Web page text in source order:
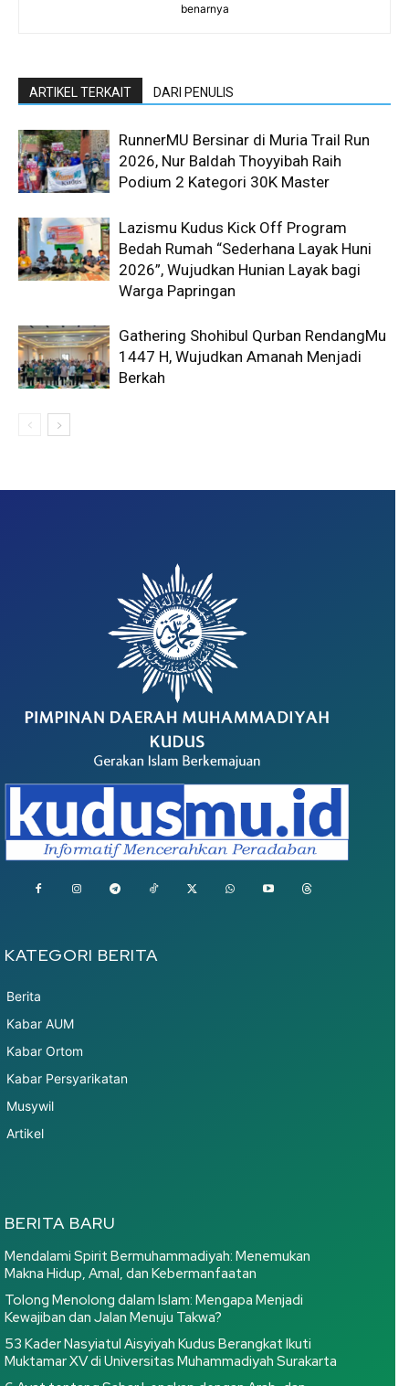
benarnya
ARTIKEL TERKAIT DARI PENULIS
RunnerMU Bersinar di Muria Trail Run
2026, Nur Baldah Thoyyibah Raih
Podium 2 Kategori 30K Master
Lazismu Kudus Kick Off Program
Bedah Rumah “Sederhana Layak Huni
2026”, Wujudkan Hunian Layak bagi
Warga Papringan
Gathering Shohibul Qurban RendangMu
1447 H, Wujudkan Amanah Menjadi
Berkah
KATEGORI BERITA
Berita
Kabar AUM
Kabar Ortom
Kabar Persyarikatan
Musywil
Artikel
BERITA BARU
Mendalami Spirit Bermuhammadiyah: Menemukan
Makna Hidup, Amal, dan Kebermanfaatan
Tolong Menolong dalam Islam: Mengapa Menjadi
Kewajiban dan Jalan Menuju Takwa?
53 Kader Nasyiatul Aisyiyah Kudus Berangkat Ikuti
Muktamar XV di Universitas Muhammadiyah Surakarta